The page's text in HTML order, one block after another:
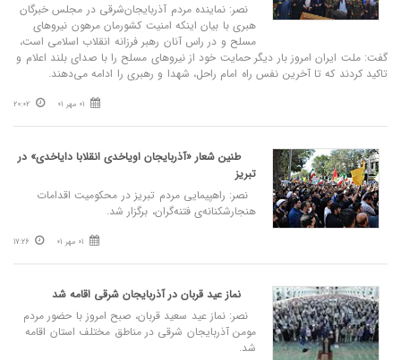
نصر: نماینده مردم آذربایجان‌شرقی در مجلس خبرگان
هبری با بیان اینکه امنیت کشورمان مرهون نیروهای
مسلح و در راس آنان رهبر فرزانه انقلاب اسلامی است،
گفت: ملت ایران امروز بار دیگر حمایت خود از نیروهای مسلح را با صدای بلند اعلام و
تاکید کردند که تا آخرین نفس راه امام راحل، شهدا و رهبری را ادامه می‌دهند.
01 مهر 01 20:02
طنین شعار «آذربایجان اویاخدی انقلابا دایاخدی» در
تبریز
نصر: راهپیمایی مردم تبریز در محکومیت اقدامات
هنجارشکنانه‌ی فتنه‌گران، برگزار شد.
01 مهر 01 17:26
نماز عید قربان در آذربایجان شرقی اقامه شد
نصر: نماز عید سعید قربان، صبح امروز با حضور مردم
مومن آذربایجان شرقی در مناطق مختلف استان اقامه
شد.